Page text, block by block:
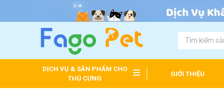
DỊCH VỤ & SẢN PHẨM CHO
THÚ CƯNG
GIỚI THIỆU